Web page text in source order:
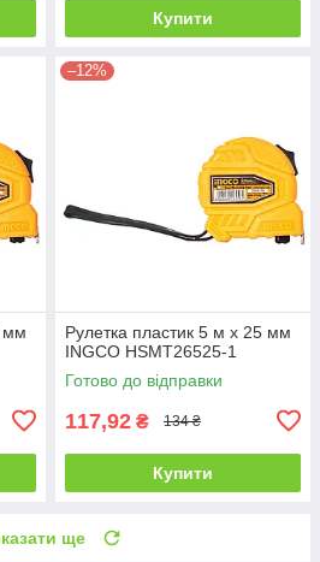
Купити
мм
–12%
Рулетка пластик 5 м х 25 мм
INGCO HSMT26525-1
Готово до відправки
117,92 ₴ 134 ₴
Купити
ще